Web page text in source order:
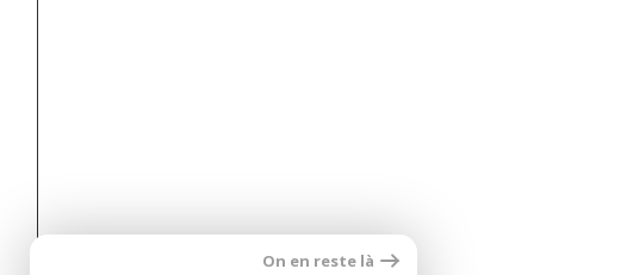
On en reste là